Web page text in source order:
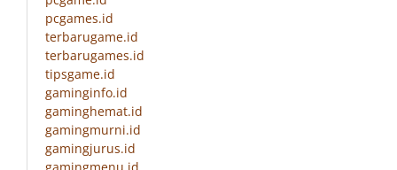
pcgames.id
terbarugame.id
terbarugames.id
tipsgame.id
gaminginfo.id
gaminghemat.id
gamingmurni.id
gamingjurus.id